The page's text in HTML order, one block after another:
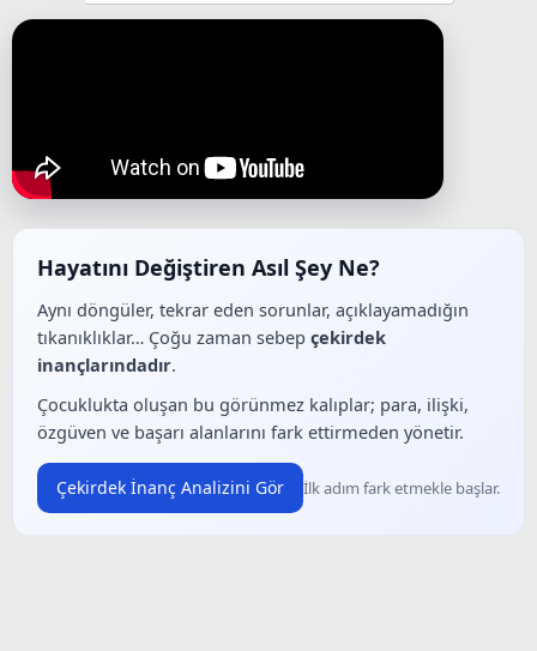
Hayatını Değiştiren Asıl Şey Ne?
Aynı döngüler, tekrar eden sorunlar, açıklayamadığın
tıkanıklıklar… Çoğu zaman sebep çekirdek
inançlarındadır.
Çocuklukta oluşan bu görünmez kalıplar; para, ilişki,
özgüven ve başarı alanlarını fark ettirmeden yönetir.
Çekirdek İnanç Analizini Gör İlk adım fark etmekle başlar.